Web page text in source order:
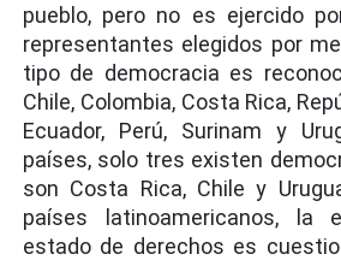
pueblo, pero no es ejercido
representantes elegidos por
tipo de democracia es
Chile, Colombia, Costa Rica,
Ecuador, Perú, Surinam y
países, solo tres existen
son Costa Rica, Chile y
países latinoamericanos, la
estado de derechos es